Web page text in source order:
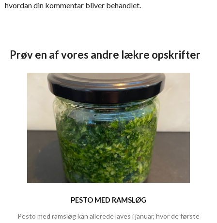
hvordan din kommentar bliver behandlet.
Prøv en af vores andre lækre opskrifter
PESTO MED RAMSLØG
Pesto med ramsløg kan allerede laves i januar, hvor de første